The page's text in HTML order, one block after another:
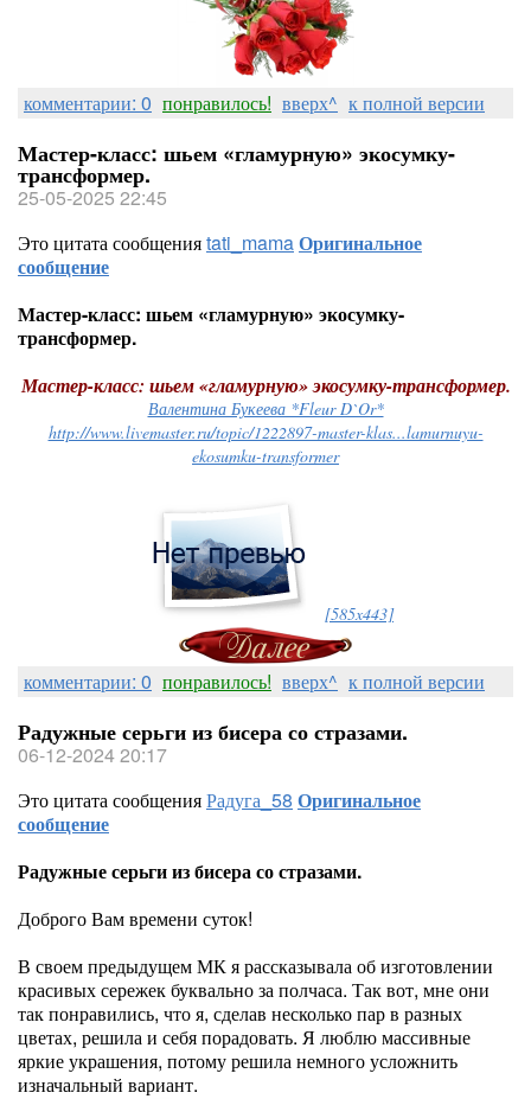
комментарии: 0 понравилось! вверх^ к полной версии
Мастер-класс: шьем «гламурную» экосумку-
трансформер.
25-05-2025 22:45
Это цитата сообщенияtati_mamaОригинальное
сообщение
Мастер-класс: шьем «гламурную» экосумку-
трансформер.
Мастер-класс: шьем «гламурную» экосумку-трансформер.
Валентина Букеева *Fleur D`Or*
http://www.livemaster.ru/topic/1222897-master-klas...lamurnuyu-
ekosumku-transformer
[585x443]
комментарии: 0 понравилось! вверх^ к полной версии
Радужные серьги из бисера со стразами.
06-12-2024 20:17
Это цитата сообщенияРадуга_58 Оригинальное
сообщение
Радужные серьги из бисера со стразами.
Доброго Вам времени суток!
В своем предыдущем МК я рассказывала об изготовлении
красивых сережек буквально за полчаса. Так вот, мне они
так понравились, что я, сделав несколько пар в разных
цветах, решила и себя порадовать. Я люблю массивные
яркие украшения, потому решила немного усложнить
изначальный вариант.